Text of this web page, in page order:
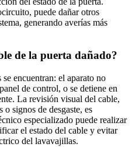
puede dañar otros
generando averías más
de la puerta dañado?
encuentran: el aparato no
de control, o se detiene en
La revisión visual del cable,
o signos de desgaste, es
especializado puede realizar
el estado del cable y evitar
del lavavajillas.